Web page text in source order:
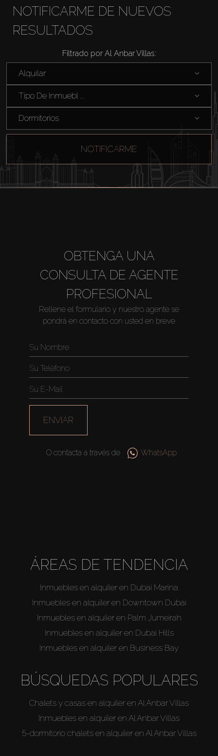
Comprar
Alquilar
Venta
Agentes
NOTIFICARME DE NUEVOS
RESULTADOS
Filtrado por Al Anbar Villas:
Alquilar
Tipo De Inmuebl ...
Dormitorios
NOTIFICARME
OBTENGA UNA
CONSULTA DE AGENTE
PROFESIONAL
Rellene el formulario y nuestro agente se
pondrá en contacto con usted en breve
ENVIAR
O contacta a través de WhatsApp
ÁREAS DE TENDENCIA
Inmuebles en alquiler en Dubai Marina
Inmuebles en alquiler en Downtown Dubai
Inmuebles en alquiler en Palm Jumeirah
Inmuebles en alquiler en Dubai Hills
Inmuebles en alquiler en Business Bay
BÚSQUEDAS POPULARES
Chalets y casas en alquiler en Al Anbar Villas
Inmuebles en alquiler en Al Anbar Villas
5-dormitorio chalets en alquiler en Al Anbar Villas